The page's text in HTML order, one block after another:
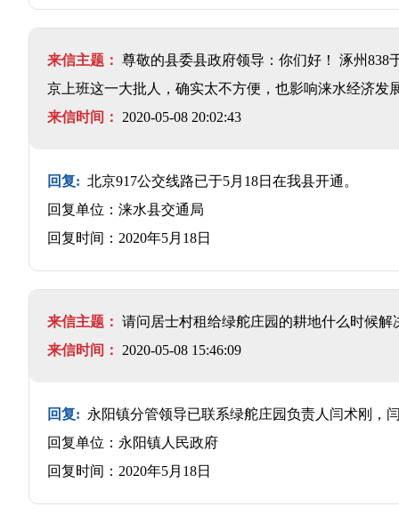
来信主题： 尊敬的县委县政府领导：你们好！ 涿州838
京上班这一大批人，确实太不方便，也影响涞水经济发
来信时间：
2020-05-08 20:02:43
回复: 北京917公交线路已于5月18日在我县开通。
回复单位：涞水县交通局
回复时间：2020年5月18日
来信主题： 请问居士村租给绿舵庄园的耕地什么时候
来信时间：
2020-05-08 15:46:09
回复: 永阳镇分管领导已联系绿舵庄园负责人闫术刚，
回复单位：永阳镇人民政府
回复时间：2020年5月18日